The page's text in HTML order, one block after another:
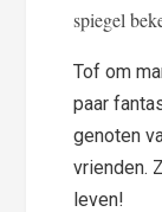
spiegel
Tof om
paar
genoten
vrienden.
leven!